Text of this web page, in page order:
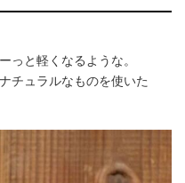
っと軽くなるような。
チュラルなものを使いた